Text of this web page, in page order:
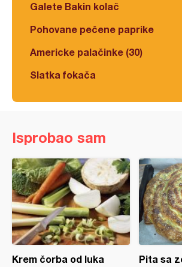
Galete Bakin kolač
Pohovane pečene paprike
Americke palačinke (30)
Slatka fokača
Isprobao sam
Krem čorba od luka Pita sa